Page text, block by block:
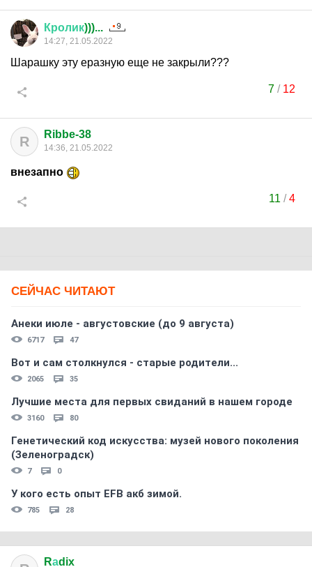
Кролик)))...
14:27, 21.05.2022
Шарашку эту еразную еще не закрыли???
7 / 12
R Ribbe-38
14:36, 21.05.2022
внезапно
11 /4
СЕЙЧАС ЧИТАЮТ
Анеки июле - августовские (до 9 августа)
6717 47
Вот и сам столкнулся - старые родители...
2065 35
Лучшие места для первых свиданий в нашем городе
3160 80
Генетический код искусства: музей нового поколения
(Зеленоградск)
7 0
У кого есть опыт EFB акб зимой.
785 28
Rаdix